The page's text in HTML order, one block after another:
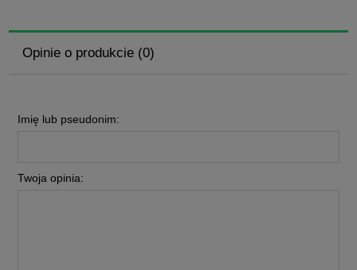
Opinie o produkcie (0)
Imię lub pseudonim:
Twoja opinia: